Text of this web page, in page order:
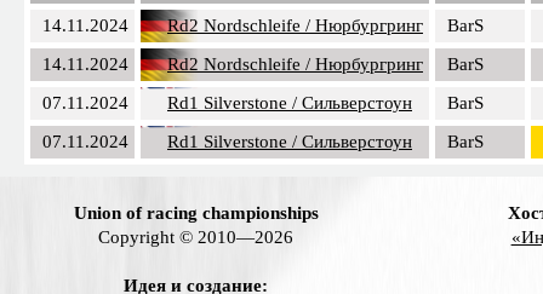
Страна:
Россия
Основатель: Григорий Клеков
Владелец: Николай Орлов
Дата основания: 07.07.2011
Рейтинг: 3
Дата Этап / трасса Команда